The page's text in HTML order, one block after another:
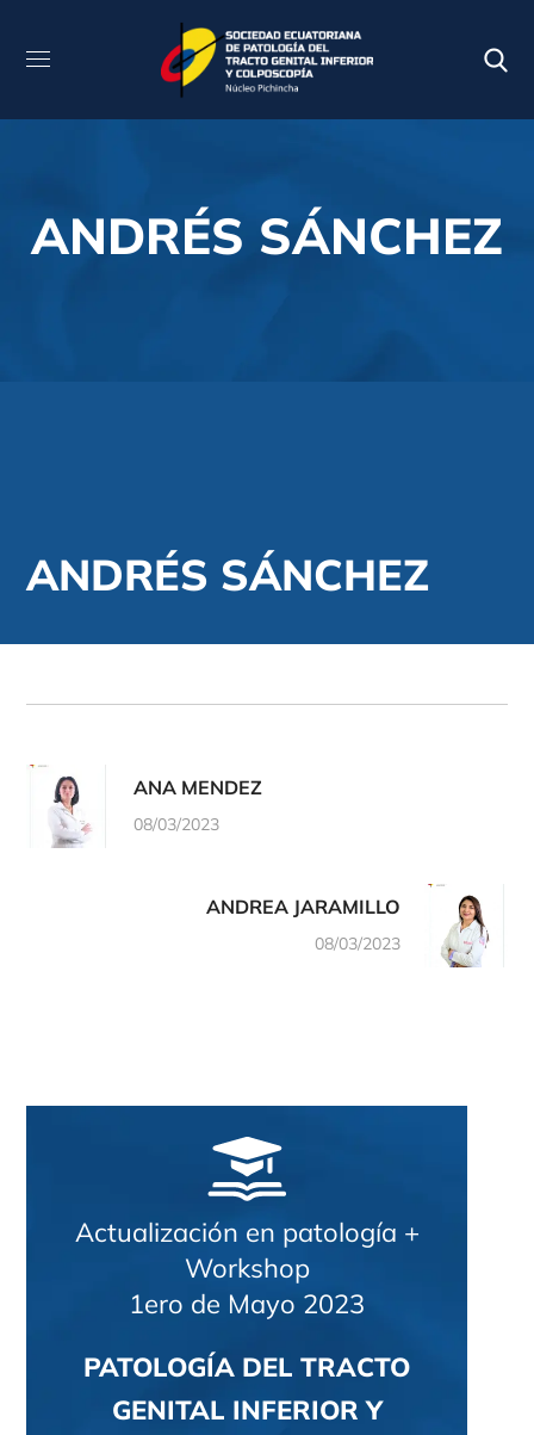
ANDRÉS SÁNCHEZ
ANDRÉS SÁNCHEZ
ANA MENDEZ
08/03/2023
ANDREA JARAMILLO
08/03/2023
Actualización en patología +
Workshop
1ero de Mayo 2023
PATOLOGÍA DEL TRACTO
GENITAL INFERIOR Y